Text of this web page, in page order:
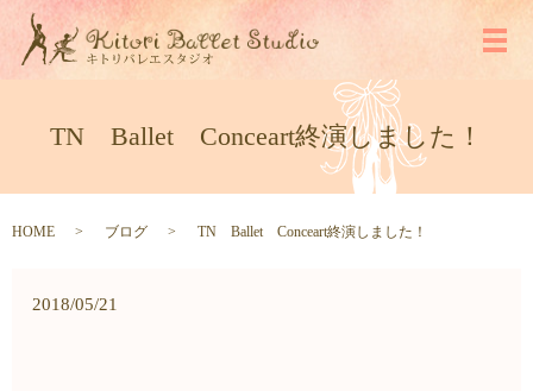
メ
TN Ballet Conceart終演しました！
HOME ブログ TN Ballet Conceart終演しました！
2018/05/21